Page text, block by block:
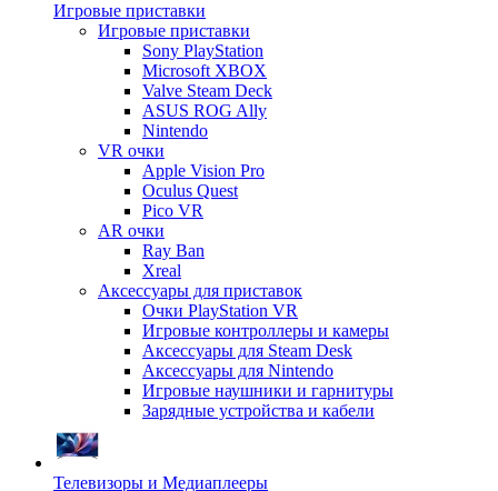
Игровые приставки
Игровые приставки
Sony PlayStation
Microsoft XBOX
Valve Steam Deck
ASUS ROG Ally
Nintendo
VR очки
Apple Vision Pro
Oculus Quest
Pico VR
AR очки
Ray Ban
Xreal
Аксессуары для приставок
Очки PlayStation VR
Игровые контроллеры и камеры
Аксессуары для Steam Desk
Аксессуары для Nintendo
Игровые наушники и гарнитуры
Зарядные устройства и кабели
Телевизоры и Медиаплееры